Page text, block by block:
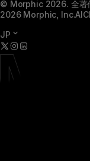
© Morphic 2026. 全著
2026 Morphic, Inc.
JP